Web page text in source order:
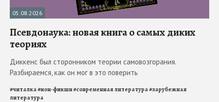
05.08.2026
Псевдонаука: новая книга о самых диких
теориях
Диккенс был сторонником теории самовозгорания.
Разбираемся, как он мог в это поверить
#читалка#нон-фикшн#современная литература#зарубежная
литература